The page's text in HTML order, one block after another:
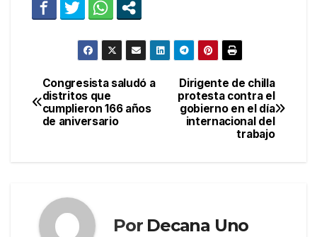
Navegación
de
Dirigente de chilla
protesta contra el
gobierno en el día
internacional del
trabajo
Congresista saludó a
distritos que
cumplieron 166 años
de aniversario
Por Decana Uno